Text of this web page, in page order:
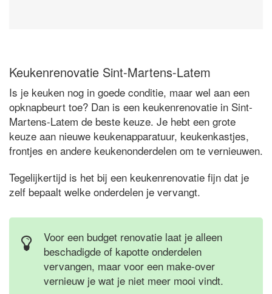
Keukenrenovatie Sint-Martens-Latem
Is je keuken nog in goede conditie, maar wel aan een
opknapbeurt toe? Dan is een keukenrenovatie in Sint-
Martens-Latem de beste keuze. Je hebt een grote
keuze aan nieuwe keukenapparatuur, keukenkastjes,
frontjes en andere keukenonderdelen om te vernieuwen.
Tegelijkertijd is het bij een keukenrenovatie fijn dat je
zelf bepaalt welke onderdelen je vervangt.
Voor een budget renovatie laat je alleen
beschadigde of kapotte onderdelen
vervangen, maar voor een make-over
vernieuw je wat je niet meer mooi vindt.